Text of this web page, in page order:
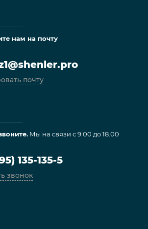
нам на почту
почту
Мы на связи с 9.00 до 18.00
135-135-5
звонок